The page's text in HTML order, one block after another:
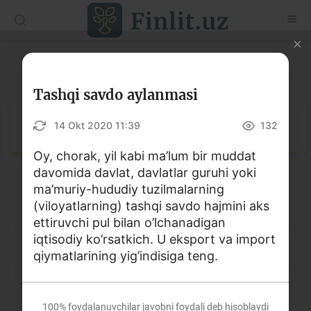
Рус
Maqolalar
O‘quv qo‘llanmalar
Lug‘at
Moliyaviy savodxonlik bo‘yicha kitoblar
Video
Loyihalar
Fotogalereya
Lug‘at
A B D E F G
Tashqi savdo aylanmasi
14 Okt 2020 11:39 132
Oy, chorak, yil kabi ma’lum bir muddat
davomida davlat, davlatlar guruhi yoki
ma’muriy-hududiy tuzilmalarning
(viloyatlarning) tashqi savdo hajmini aks
ettiruvchi pul bilan o’lchanadigan
iqtisodiy ko’rsatkich. U eksport va import
qiymatlarining yig’indisiga teng.
100%foydalanuvchilar javobni foydali deb hisoblaydi